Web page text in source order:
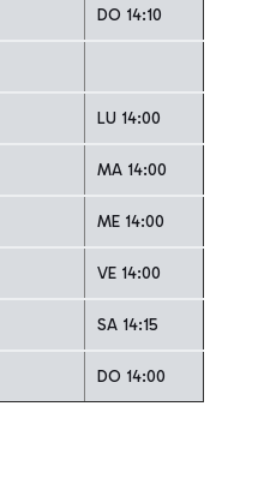
DO 14:10
LU 14:00
MA 14:00
ME 14:00
VE 14:00
SA 14:15
DO 14:00